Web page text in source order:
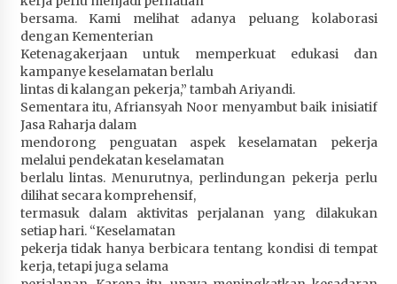
bersama. Kami melihat adanya peluang kolaborasi
dengan Kementerian
Ketenagakerjaan untuk memperkuat edukasi dan
kampanye keselamatan berlalu
lintas di kalangan pekerja,” tambah Ariyandi.
Sementara itu, Afriansyah Noor menyambut baik inisiatif
Jasa Raharja dalam
mendorong penguatan aspek keselamatan pekerja
melalui pendekatan keselamatan
berlalu lintas. Menurutnya, perlindungan pekerja perlu
dilihat secara komprehensif,
termasuk dalam aktivitas perjalanan yang dilakukan
setiap hari. “Keselamatan
pekerja tidak hanya berbicara tentang kondisi di tempat
kerja, tetapi juga selama